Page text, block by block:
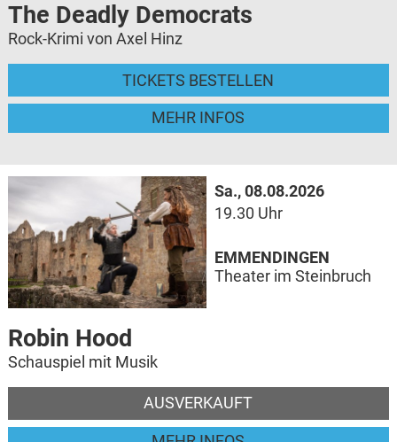
The Deadly Democrats
Rock-Krimi von Axel Hinz
TICKETS BESTELLEN
MEHR INFOS
Sa., 08.08.2026
19.30 Uhr
Robin Hood
Schauspiel mit Musik
AUSVERKAUFT
EMMENDINGEN
Theater im Steinbruch